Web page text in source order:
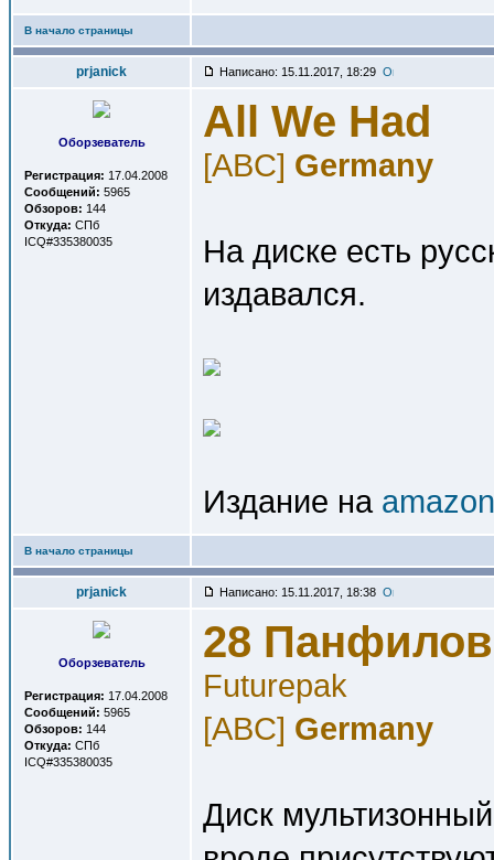
В начало страницы
prjanick Написано: 15.11.2017, 18:29
Оборзеватель
Регистрация: 17.04.2008
Сообщений: 5965
Обзоров: 144
Откуда: СПб
ICQ#335380035
All We Had
[ABC] Germany
На диске есть
издавался.
Издание на
В начало страницы
prjanick Написано: 15.11.2017, 18:38
Оборзеватель
Регистрация: 17.04.2008
Сообщений: 5965
Обзоров: 144
Откуда: СПб
ICQ#335380035
28
Futurepak
[ABC] Germany
Диск